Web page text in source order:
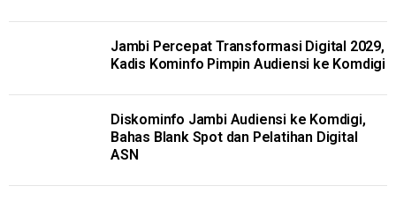
Jambi Percepat Transformasi Digital 2029,
Kadis Kominfo Pimpin Audiensi ke Komdigi
Diskominfo Jambi Audiensi ke Komdigi,
Bahas Blank Spot dan Pelatihan Digital
ASN